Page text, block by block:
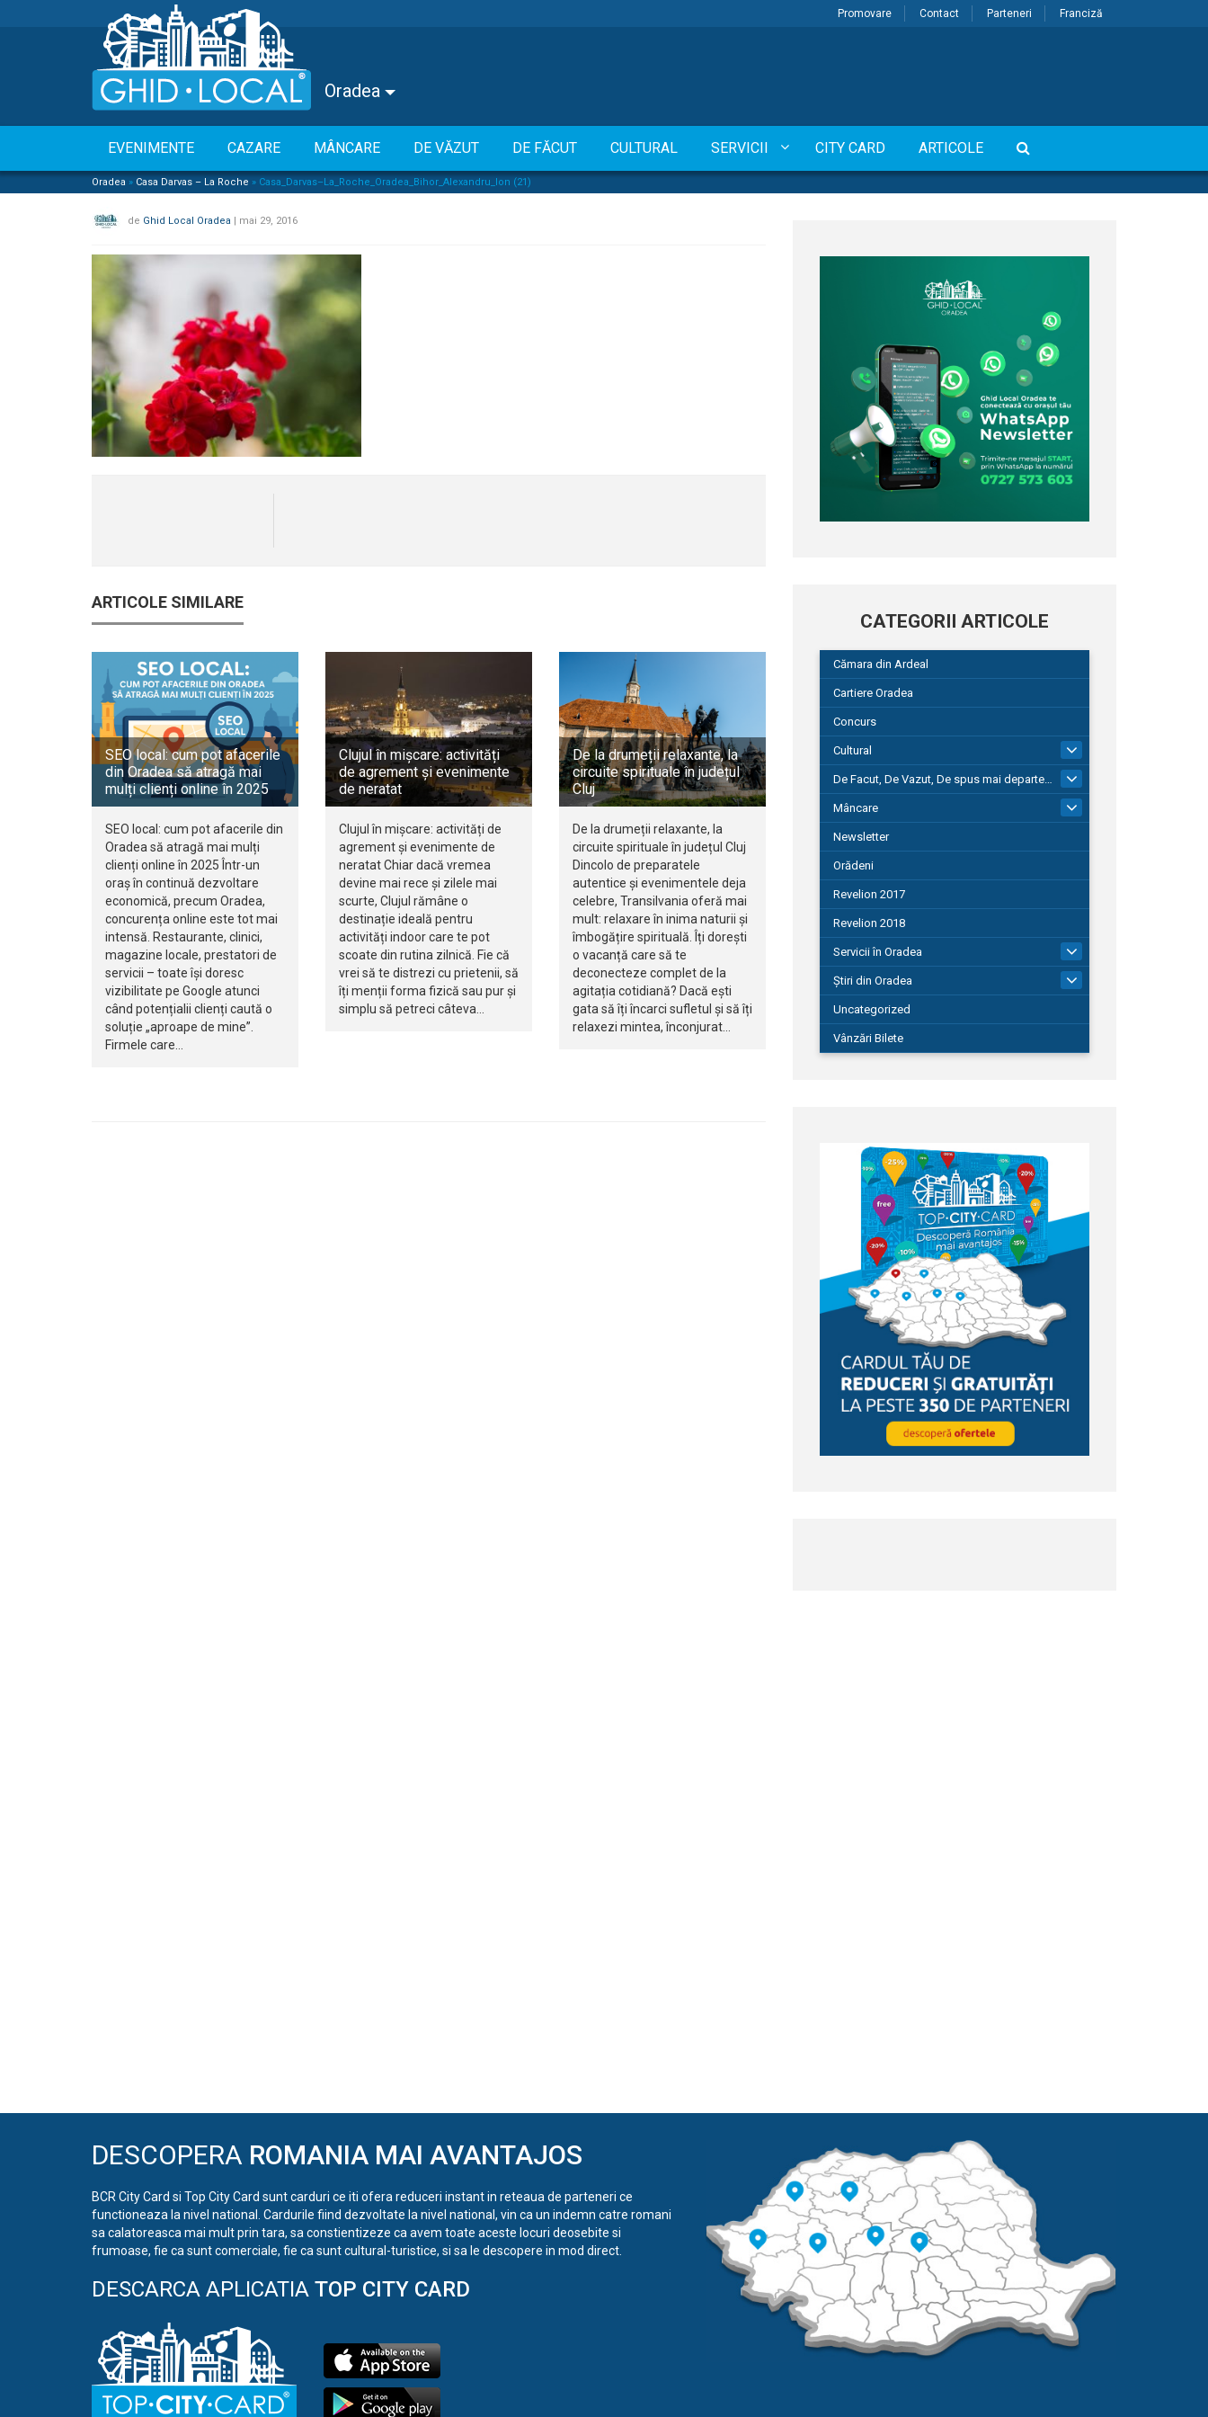
Promovare Contact Parteneri Franciză
Oradea
EVENIMENTE CAZARE MÂNCARE DE VĂZUT DE FĂCUT CULTURAL SERVICII CITY CARD ARTICOLE
Oradea » Casa Darvas – La Roche » Casa_Darvas–La_Roche_Oradea_Bihor_Alexandru_Ion (21)
de Ghid Local Oradea | mai 29, 2016
ARTICOLE SIMILARE
SEO local: cum pot afacerile
din Oradea să atragă mai
mulți clienți online în 2025
SEO local: cum pot afacerile din
Oradea să atragă mai mulți
clienți online în 2025 Într-un
oraș în continuă dezvoltare
economică, precum Oradea,
concurența online este tot mai
intensă. Restaurante, clinici,
magazine locale, prestatori de
servicii – toate își doresc
vizibilitate pe Google atunci
când potențialii clienți caută o
soluție „aproape de mine”.
Firmele care…
Clujul în mișcare: activități
de agrement și evenimente
de neratat
Clujul în mișcare: activități de
agrement și evenimente de
neratat Chiar dacă vremea
devine mai rece și zilele mai
scurte, Clujul rămâne o
destinație ideală pentru
activități indoor care te pot
scoate din rutina zilnică. Fie că
vrei să te distrezi cu prietenii, să
îți menții forma fizică sau pur și
simplu să petreci câteva…
De la drumeții relaxante, la
circuite spirituale în județul
Cluj
De la drumeții relaxante, la
circuite spirituale în județul Cluj
Dincolo de preparatele
autentice și evenimentele deja
celebre, Transilvania oferă mai
mult: relaxare în inima naturii și
îmbogățire spirituală. Îți dorești
o vacanță care să te
deconecteze complet de la
agitația cotidiană? Dacă ești
gata să îți încarci sufletul și să îți
relaxezi mintea, înconjurat…
CATEGORII ARTICOLE
Cămara din Ardeal
Cartiere Oradea
Concurs
Cultural
De Facut, De Vazut, De spus mai departe…
580
Mâncare
Newsletter
Orădeni
Revelion 2017
Revelion 2018
Servicii în Oradea
104
Știri din Oradea
1.127
Uncategorized
Vânzări Bilete
DESCOPERA ROMANIA MAI AVANTAJOS
BCR City Card si Top City Card sunt carduri ce iti ofera reduceri instant in reteaua de parteneri ce
functioneaza la nivel national. Cardurile fiind dezvoltate la nivel national, vin ca un indemn catre romani
sa calatoreasca mai mult prin tara, sa constientizeze ca avem toate aceste locuri deosebite si
frumoase, fie ca sunt comerciale, fie ca sunt cultural-turistice, si sa le descopere in mod direct.
DESCARCA APLICATIA TOP CITY CARD